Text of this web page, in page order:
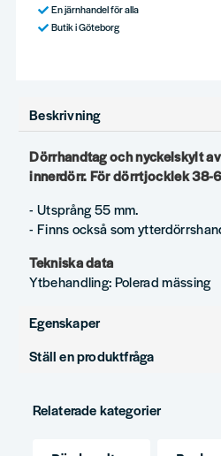
En järnhandel för alla
Butik i Göteborg
Beskrivning
Dörrhandtag och nyckelskylt
innerdörr. För dörrtjocklek 38-
- Utsprång 55 mm.
- Finns också som
Tekniska data
Ytbehandling: Polerad mässing
Egenskaper
Ytbehandling
Ställ en produktfråga
Fråga oss något om denna
Relaterade kategorier